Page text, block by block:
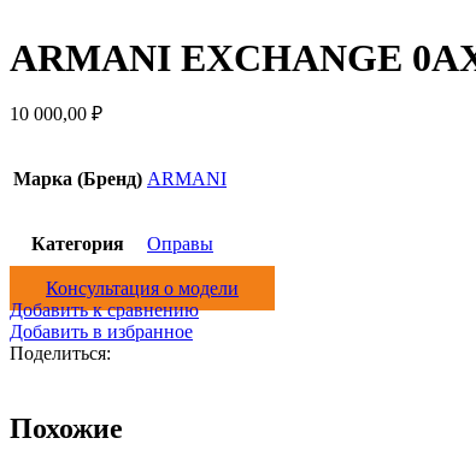
ARMANI EXCHANGE
10 000,00 ₽
Марка (Бренд) ARMANI
Категория Оправы
Консультация о модели
Добавить к сравнению
Добавить в избранное
Поделиться:
Похожие